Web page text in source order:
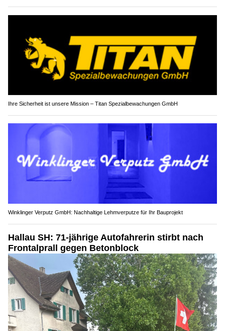
Ihre Sicherheit ist unsere Mission – Titan Spezialbewachungen GmbH
Winklinger Verputz GmbH: Nachhaltige Lehmverputze für Ihr Bauprojekt
Hallau SH: 71-jährige Autofahrerin stirbt nach
Frontalprall gegen Betonblock